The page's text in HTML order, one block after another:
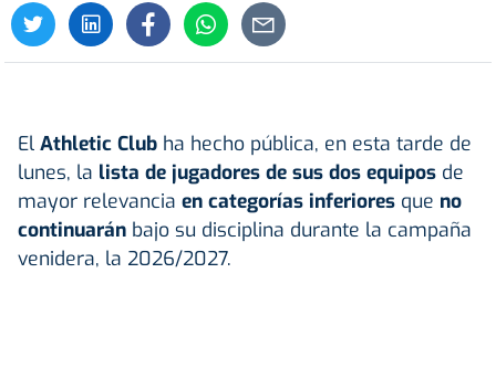
El Athletic Club ha hecho pública, en esta tarde de
lunes, la lista de jugadores de sus dos equipos de
mayor relevancia en categorías inferiores que no
continuarán bajo su disciplina durante la campaña
venidera, la 2026/2027.